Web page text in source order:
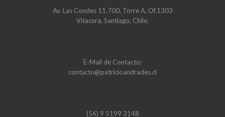
Av. Las Condes 11.700, Torre A, Of.1303
Vitacura, Santiago, Chile.
E-Mail de Contacto:
contacto@patricioandrades.cl
(56) 9 5199 3148